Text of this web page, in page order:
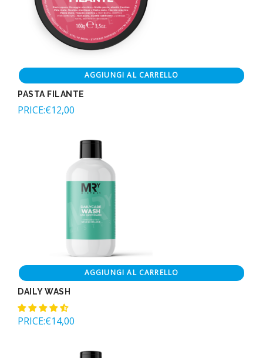
AGGIUNGI AL CARRELLO
PASTA FILANTE
PRICE:€12,00
AGGIUNGI AL CARRELLO
DAILY WASH
PRICE:€14,00